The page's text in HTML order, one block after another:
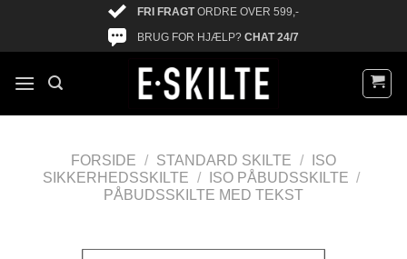
FRI FRAGTORDRE OVER 599,-
BRUG FOR HJÆLP? CHAT 24/7
FORSIDE / STANDARD SKILTE /
ISO
SIKKERHEDSSKILTE / ISO PÅBUDSSKILTE /
PÅBUDSSKILTE MED TEKST